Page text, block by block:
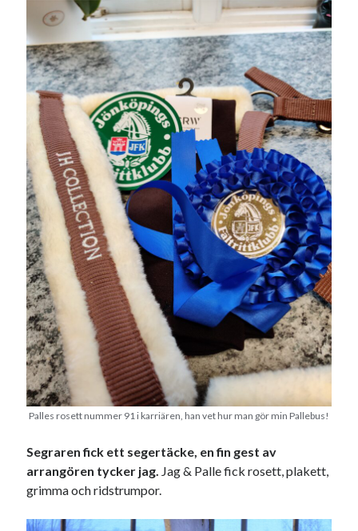
21
22 23 24 25 26
27
28
« jan mar »
Arkiv
augusti 2026
juli 2026
juni 2026
maj 2026
april 2026
mars 2026
februari 2026
januari 2026
december 2025
november 2025
oktober 2025
september 2025
augusti 2025
juli 2025
juni 2025
april 2025
mars 2025
februari 2025
Palles rosett nummer 91 i karriären, han vet hur man gör min Pallebus!
Segraren fick ett segertäcke, en fin gest av
arrangören tycker jag. Jag & Palle fick rosett, plakett,
grimma och ridstrumpor.